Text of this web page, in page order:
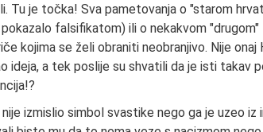
Tu je točka! Sva pametovanja o "starom
falsifikatom) ili o nekakvom
kojima se želi obraniti neobranjivo. Nije
ideja, a tek poslije su shvatili da je isti takav
izmislio simbol svastike nego ga je uzeo